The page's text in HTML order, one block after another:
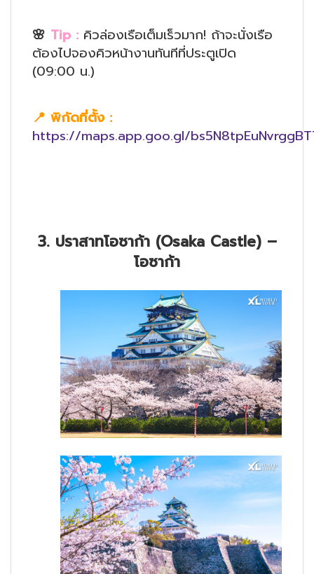
🌸 Tip : คิวล่องเรือเต็มเร็วมาก! ถ้าจะนั่งเรือ
ต้องไปจองคิวหน้างานทันทีที่ประตูเปิด
(09:00 น.)
📍 พิกัดที่ตั้ง :
https://maps.app.goo.gl/
3. ปราสาทโอซาก้า (Osaka Castle) –
โอซาก้า